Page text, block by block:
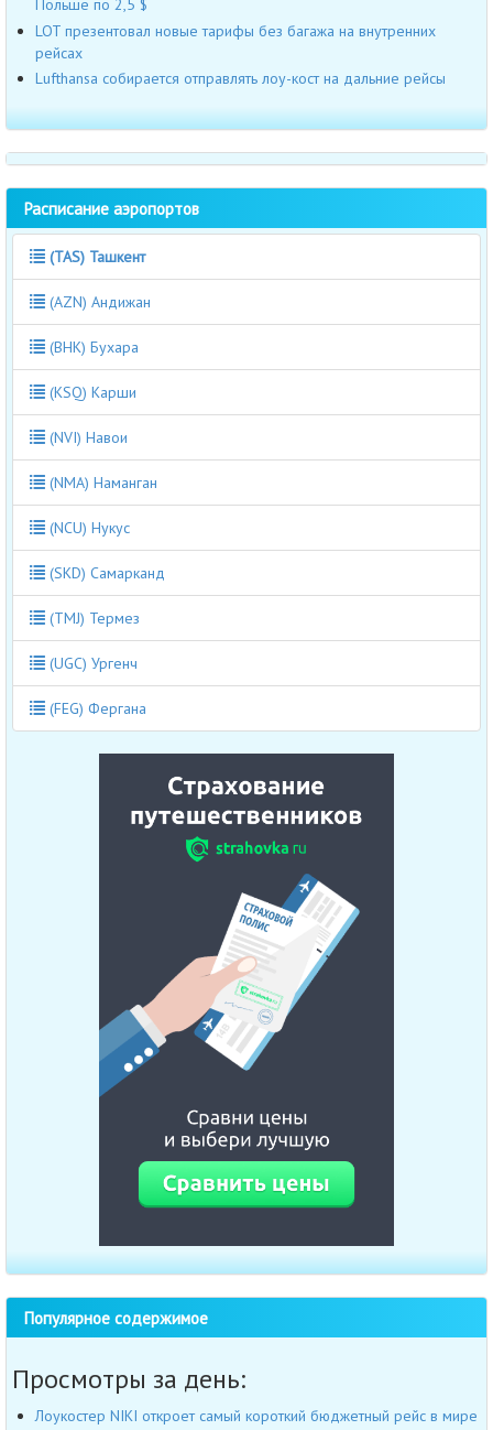
Польше по 2,5 $
LOT презентовал новые тарифы без багажа на внутренних
рейсах
Lufthansa собирается отправлять лоу-кост на дальние рейсы
Расписание аэропортов
(TAS) Ташкент
(AZN) Андижан
(BHK) Бухара
(KSQ) Карши
(NVI) Навои
(NMA) Наманган
(NCU) Нукус
(SKD) Самарканд
(TMJ) Термез
(UGC) Ургенч
(FEG) Фергана
Популярное содержимое
Просмотры за день:
Лоукостер NIKI откроет самый короткий бюджетный рейс в мире